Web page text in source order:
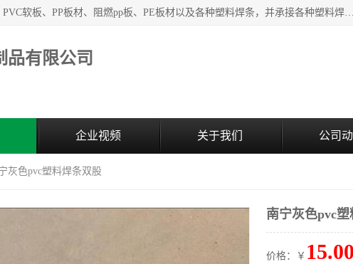
主要产品：PVC硬板、PVC萃取板、PVC 彩板、PVC软板、PP板材、阻燃pp板、PE板材以及各种塑料焊条，并承接各种塑料焊接工程，其产品广泛应用于环保设备、化工、石油、电镀、电子、建筑、食品、医药等多种行业，产品销售己覆盖全国多个省、市(直辖市)及自治区，并己经远销国外。
品有限公司
企业视频 关于我们 公司
灰色pvc塑料焊条双股
南宁灰色pvc
价格：￥ 15.00